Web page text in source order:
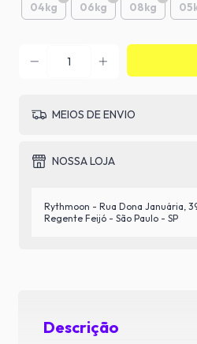
04kg 06kg 08kg
MEIOS DE ENVIO
NOSSA LOJA
Rythmoon - Rua Dona Januária,
Regente Feijó - São Paulo - SP
Descrição